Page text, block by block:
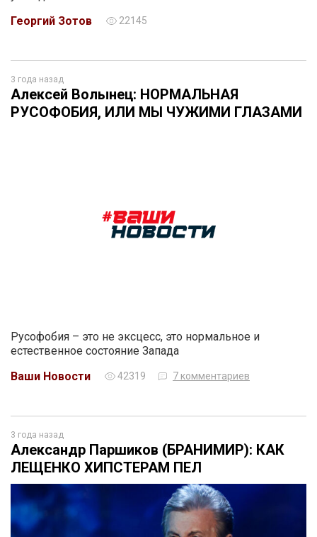
Георгий Зотов
22145
3 года назад
Алексей Волынец: НОРМАЛЬНАЯ
РУСОФОБИЯ, ИЛИ МЫ ЧУЖИМИ ГЛАЗАМИ
Русофобия – это не эксцесс, это нормальное и
естественное состояние Запада
Ваши Новости
42319 7 комментариев
3 года назад
Александр Паршиков (БРАНИМИР): КАК
ЛЕЩЕНКО ХИПСТЕРАМ ПЕЛ